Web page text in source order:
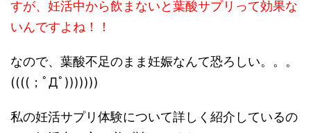
すが、妊活中から飲まないと葉酸サプリって効果な
いんですよね！！
なので、葉酸不足のまま妊娠なんて恐ろしい。。。
((((；ﾟДﾟ)))))))
私の妊活サプリ体験について詳しく紹介しているの